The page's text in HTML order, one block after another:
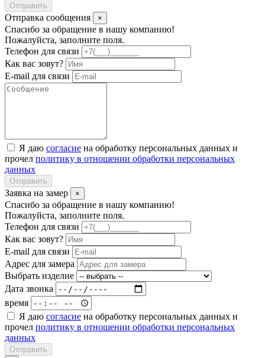
Отправить
Отправка сообщения ×
Спасибо за обращение в нашу компанию!
Пожалуйста, заполните поля.
Телефон для связи
Как вас зовут?
E-mail для связи
Я даю согласие на обработку персональных данных и
прочел политику в отношении обработки персональных
данных
Отправить
Заявка на замер ×
Спасибо за обращение в нашу компанию!
Пожалуйста, заполните поля.
Телефон для связи
Как вас зовут?
E-mail для связи
Адрес для замера
Выбрать изделие
Дата звонка
время
Я даю согласие на обработку персональных данных и
прочел политику в отношении обработки персональных
данных
Отправить